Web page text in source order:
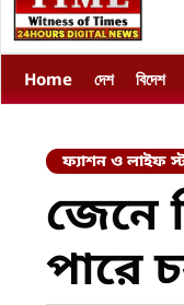
Home দেশ বিদেশ
ফ্যাশন ও লাইফ
জেনে
পারে